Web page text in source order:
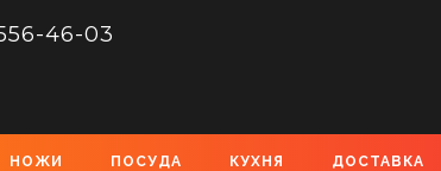
46-03
НОЖИ ПОСУДА КУХНЯ ДОСТАВКА